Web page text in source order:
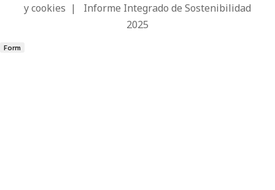
y cookies | Informe Integrado de Sostenibilidad
2025
Form